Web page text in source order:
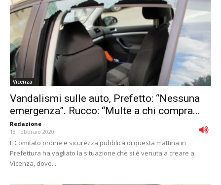
Vicenza
Vandalismi sulle auto, Prefetto: “Nessuna
emergenza”. Rucco: “Multe a chi compra...
Redazione -
18 Febbraio 2020
Il Comitato ordine e sicurezza pubblica di questa mattina in
Prefettura ha vagliato la situazione che si è venuta a creare a
Vicenza, dove...